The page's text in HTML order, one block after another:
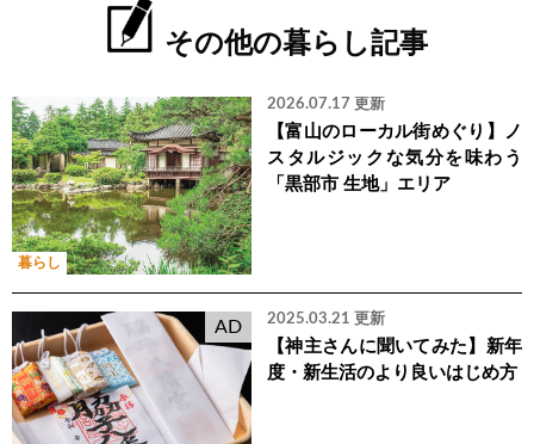
その他の暮らし記事
暮らし
2026.07.17 更新
【富山のローカル街めぐり】ノ
スタルジックな気分を味わう
「黒部市 生地」エリア
AD 2025.03.21 更新
【神主さんに聞いてみた】新年
度・新生活のより良いはじめ方